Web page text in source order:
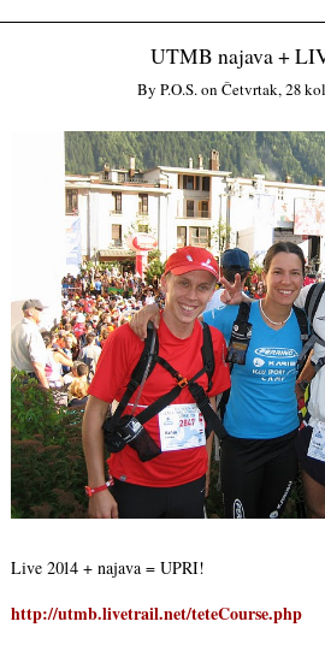
UTMB najava +
By P.o.s.on Četvrtak, 28
Live 2014 + najava = UPRI!
http://utmb.livetrail.net/teteCourse.php